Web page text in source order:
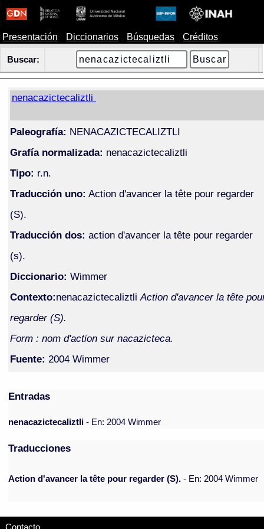
Presentación Diccionarios Búsquedas Créditos
Buscar:
nenacazictecaliztli
Paleografía: NENACAZICTECALIZTLI
Grafía normalizada: nenacazictecaliztli
Tipo: r.n.
Traducción uno: Action d'avancer la tête pour regarder
(S).
Traducción dos: action d'avancer la tête pour regarder
(s).
Diccionario: Wimmer
Contexto:nenacazictecaliztli Action d'avancer la tête
regarder (S).
Form : nom d'action sur nacazicteca.
Fuente: 2004 Wimmer
Entradas
nenacazictecaliztli- En: 2004 Wimmer
Traducciones
Action d'avancer la tête pour regarder (S). - En: 2004 Wimmer
Contacto